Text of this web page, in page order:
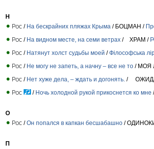
Н
/ На бескрайних пляжах Крыма / БОЦМАН /
/ На видном месте, на семи ветрах / ХРАМ /
/ Натянут холст судьбы моей /Філософська
/ Не могу не запеть, а начну – все не то / МОЯ
/ Нет хуже дела, – ждать и догонять. /
/ Ночь холодной рукой прикоснется ко мне
О
/Он попался в капкан бесшабашно /
П